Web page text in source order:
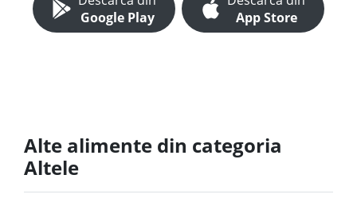
Google Play
App Store
Alte alimente din categoria
Altele